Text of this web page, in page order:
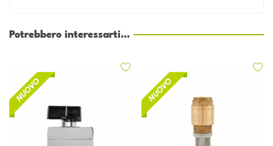
Potrebbero interessarti...